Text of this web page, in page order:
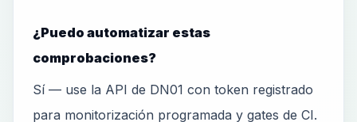
¿Puedo automatizar estas
comprobaciones?
Sí — use la API de DN01 con token registrado
para monitorización programada y gates de CI.